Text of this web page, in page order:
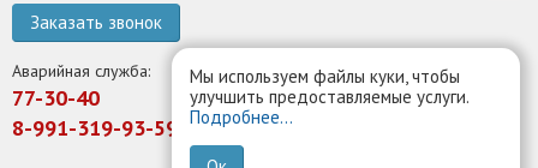
Заказать звонок
Аварийная служба:
77-30-40
8-991-319-93-59
Мы используем файлы куки, чтобы
улучшить предоставляемые услуги.
Подробнее...